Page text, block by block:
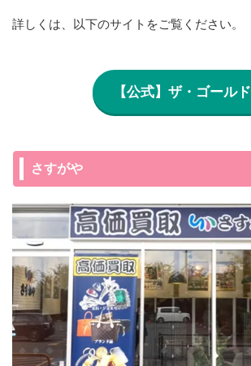
詳しくは、以下のサイトをご覧ください。
【公式】ザ・ゴールド
さすがや